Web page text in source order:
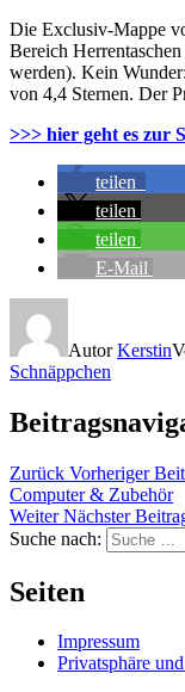
Die Exclusiv-Mappe
Bereich
werden). Kein
von 4,4 Sternen. Der
>>> hier geht es zur
teilen
teilen
teilen
E-Mail
AutorKerstin
Schnäppchen
Zurück Vorheriger
Computer & Zubehör
Weiter Nächster
Suche nach:
Seiten
Impressum
Privatsphäre